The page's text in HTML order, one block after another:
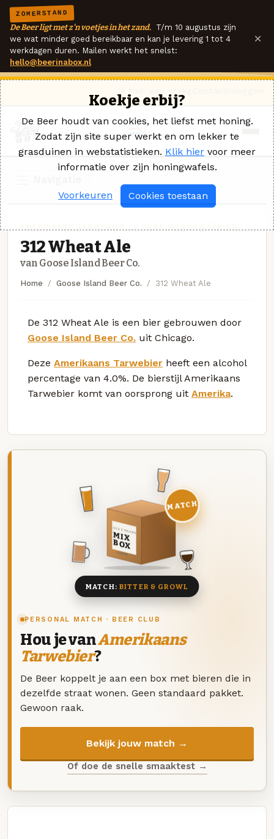
ZOMERSTAND
De Beer ligt met z'n voetjes in het zand. T/m 10 augustus zijn
we wat minder goed bereikbaar en kan je levering 1 tot 4
werkdagen duren. Mailen werkt het snelst:
hello@beerinabox.nl
×
312 Wheat Ale
van Goose Island Beer Co.
Home Goose Island Beer Co. 312 Wheat Ale
De 312 Wheat Ale is een bier gebrouwen door
Goose Island Beer Co. uit Chicago.
Deze Amerikaans Tarwebier heeft een alcohol
percentage van 4.0%. De bierstijl Amerikaans
Tarwebier komt van oorsprong uit Amerika.
PERSONAL MATCH · BEER CLUB
Hou je vanAmerikaans
Tarwebier?
De Beer koppelt je aan een box met bieren die in
dezelfde straat wonen. Geen standaard pakket.
Gewoon raak.
Bekijk jouw match →
Of doe de snelle smaaktest →
DEZE MAAND
MIX
BOX
8 BIEREN
MATCH
MATCH: BITTER & GROWL
Koekje erbij?
De Beer houdt van cookies, het liefst met honing.
Zodat zijn site super werkt en om lekker te
grasduinen in webstatistieken. Klik hier voor meer
informatie over zijn honingwafels.
Voorkeuren Cookies toestaan